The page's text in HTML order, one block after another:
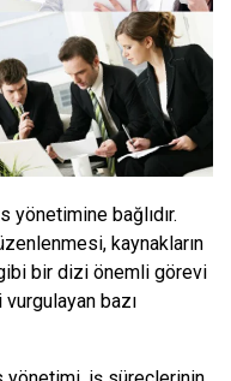
yönetimine bağlıdır.
kaynakların
bir dizi önemli görevi
bazı